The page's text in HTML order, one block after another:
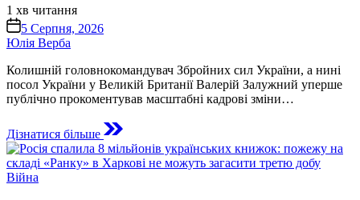
Орієнтовний
час
читання
1 хв читання
on 5 Серпня, 2026
Юлія Верба
Колишній головнокомандувач Збройних сил України, а нині
посол України у Великій Британії Валерій Залужний уперше
публічно прокоментував масштабні кадрові зміни…
Дізнатися більше
Опублікувати
Війна